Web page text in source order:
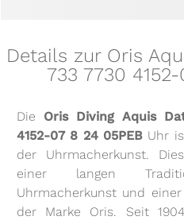
Details zur Oris
733 7730
Die Oris Diving Aquis
4152-07 8 24 05PEB Uhr
der Uhrmacherkunst.
einer langen
Uhrmacherkunst und
der Marke Oris. Seit